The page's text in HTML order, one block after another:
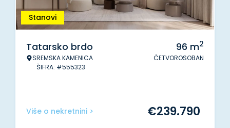
Stanovi
Tatarsko brdo
SREMSKA KAMENICA
ŠIFRA: #555323
96 m2
ČETVOROSOBAN
Više o nekretnini > €239.790